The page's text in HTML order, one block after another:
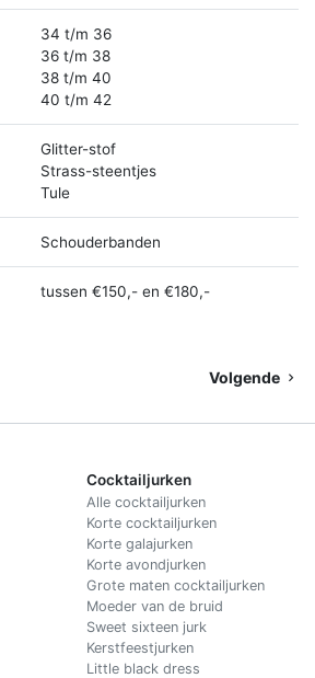
34 t/m 36
36 t/m 38
38 t/m 40
40 t/m 42
Glitter-stof
Strass-steentjes
Tule
Schouderbanden
tussen €150,- en €180,-
Volgende
Cocktailjurken
Alle cocktailjurken
Korte cocktailjurken
Korte galajurken
Korte avondjurken
Grote maten cocktailjurken
Moeder van de bruid
Sweet sixteen jurk
Kerstfeestjurken
Little black dress